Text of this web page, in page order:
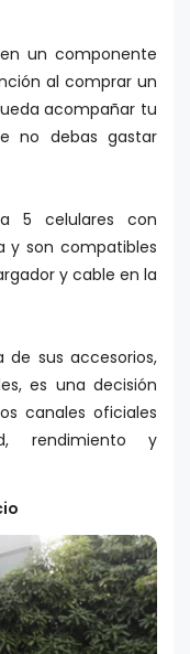
un componente
al comprar un
acompañar tu
no debas gastar
5 celulares con
y son compatibles
y cable en la
de sus accesorios,
es una decisión
canales oficiales
rendimiento y